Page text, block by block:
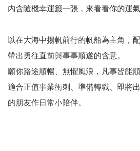
內含隨機幸運籤一張，來看看你的運氣
以在大海中揚帆前行的帆船為主角，
帶出勇往直前與事事順遂的含意。
願你路途順暢、無懼風浪，凡事皆能
適合正值事業衝刺、準備轉職、即將
的朋友作日常小陪伴。